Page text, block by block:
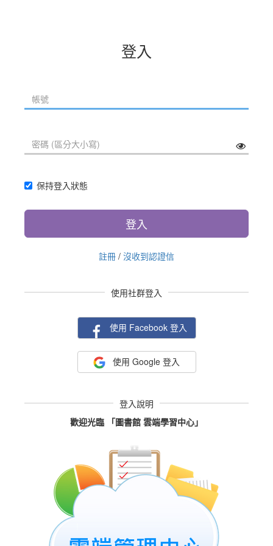
登入
保持登入狀態
登入
註冊 / 沒收到認證信
使用社群登入
使用 Facebook 登入
使用 Google 登入
登入說明
歡迎光臨 「圖書館 雲端學習中心」